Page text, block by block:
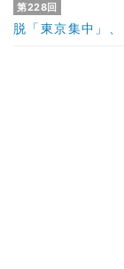
第228回
脱「東京集中」